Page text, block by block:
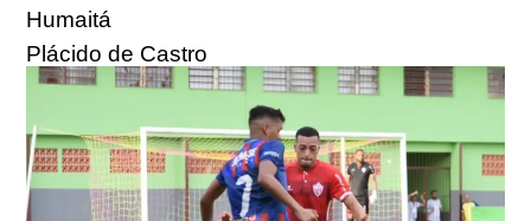
Humaitá
Plácido de Castro